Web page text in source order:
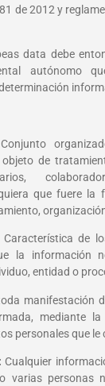
de 2012 y
data debe
autónomo
Conjunto
de
que fuere
Característica de
la información
entidad o
manifestación
mediante
personales que le
Cualquier
varias personas